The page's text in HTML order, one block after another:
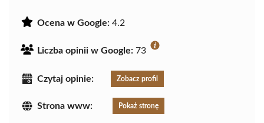
Ocena w Google: 4.2
Liczba opinii w Google: 73
Czytaj opinie: Zobacz profil
Strona www: Pokaż stronę